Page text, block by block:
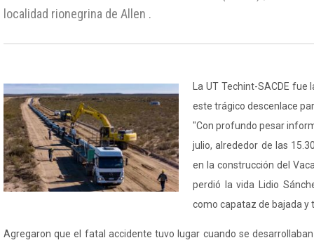
localidad rionegrina de Allen .
La UT Techint-SACDE
este trágicodescenlace
"Con profundo pesar
julio, alrededor de las
en la construcción del
perdió la vida Lidio
como capataz de bajada y
Agregaron que el fatal accidente tuvo lugar cuando se